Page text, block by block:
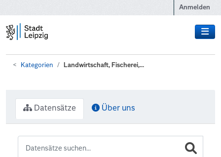
Anmelden
Kategorien Landwirtschaft, Fischerei,...
Datensätze Über uns